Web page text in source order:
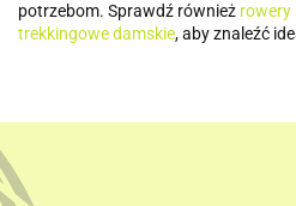
potrzebom. Sprawdź również rowery
trekkingowe damskie, aby znaleźć